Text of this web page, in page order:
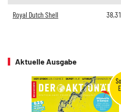
Royal Dutch Shell 38,31
Aktuelle Ausgabe